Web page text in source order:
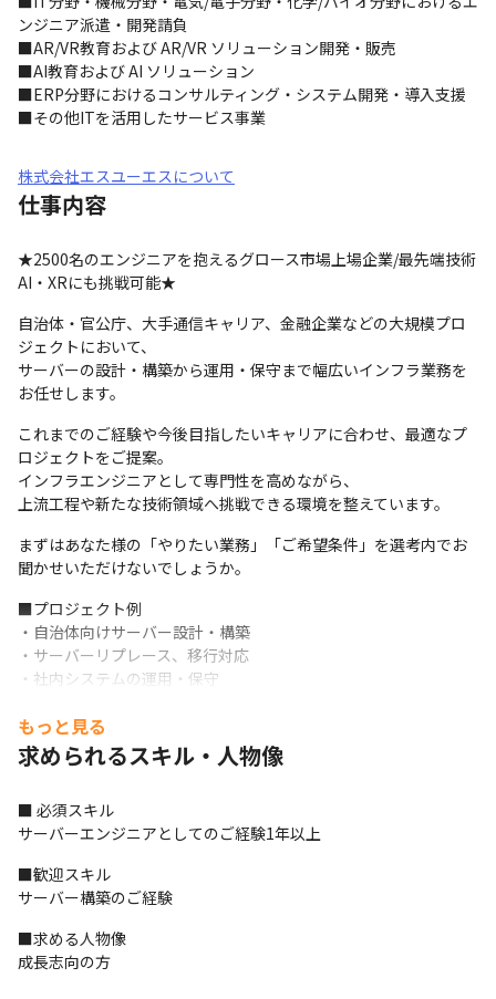
ンジニア派遣・開発請負
■AR/VR教育および AR/VR ソリューション開発・販売
■AI教育および AI ソリューション
■ERP分野におけるコンサルティング・システム開発・導入支援
■その他ITを活用したサービス事業
株式会社エスユーエスについて
仕事内容
★2500名のエンジニアを抱えるグロース市場上場企業/最先端技術
AI・XRにも挑戦可能★
自治体・官公庁、大手通信キャリア、金融企業などの大規模プロ
ジェクトにおいて、
サーバーの設計・構築から運用・保守まで幅広いインフラ業務を
お任せします。
これまでのご経験や今後目指したいキャリアに合わせ、最適なプ
ロジェクトをご提案。
インフラエンジニアとして専門性を高めながら、
上流工程や新たな技術領域へ挑戦できる環境を整えています。
まずはあなた様の「やりたい業務」「ご希望条件」を選考内でお
聞かせいただけないでしょうか。
■プロジェクト例
・自治体向けサーバー設計・構築
・サーバーリプレース、移行対応
・社内システムの運用・保守
・サーバー／ネットワークに関する技術サポート
など
（変更の範囲：会社の定める職種）
■当社の魅力
・「やりたい」を軸に業務をご相談
スキルアップにつながる業務や挑戦したい業務を相談しながら決
定します。
・働きやすい環境
平均残業時間 月9.5時間
もっと見る
求められるスキル・人物像
■ 必須スキル
サーバーエンジニアとしてのご経験1年以上
■歓迎スキル
サーバー構築のご経験
■求める人物像
成長志向の方